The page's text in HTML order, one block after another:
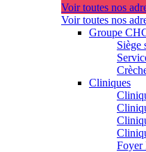
Voir toutes nos
Voir toutes nos
Groupe
Siège
Cliniques
Foyer